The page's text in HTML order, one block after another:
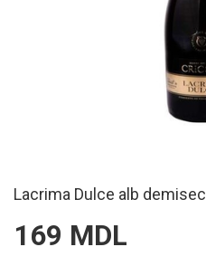
Lacrima Dulce alb demisec
169 MDL